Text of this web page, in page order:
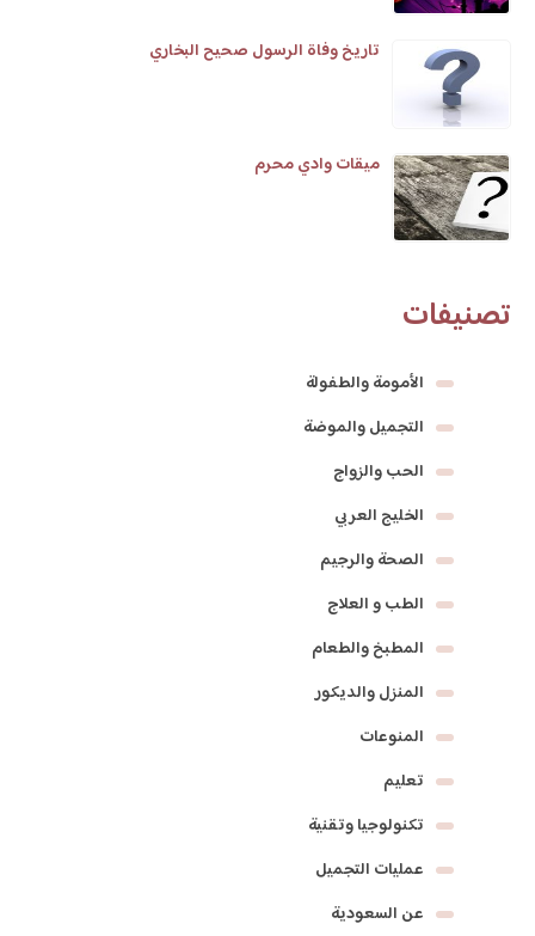
تاريخ وفاة الرسول صحيح البخاري
ميقات وادي محرم
تصنيفات
الأمومة والطفولة
التجميل والموضة
الحب والزواج
الخليج العربي
الصحة والرجيم
الطب و العلاج
المطبخ والطعام
المنزل والديكور
المنوعات
تعليم
تكنولوجيا وتقنية
عمليات التجميل
عن السعودية